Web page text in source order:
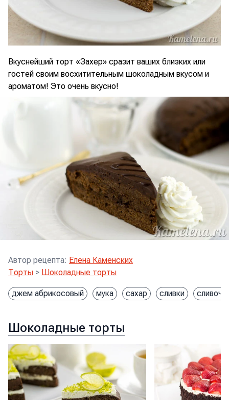
Вкуснейший торт «Захер» сразит ваших близких или
гостей своим восхитительным шоколадным вкусом и
ароматом! Это очень вкусно!
Автор рецепта: Елена Каменских
Торты > Шоколадные торты
джем абрикосовый мука сахар сливки
Шоколадные торты